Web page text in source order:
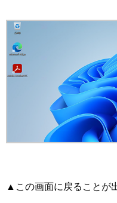
▲この画面に戻ることが